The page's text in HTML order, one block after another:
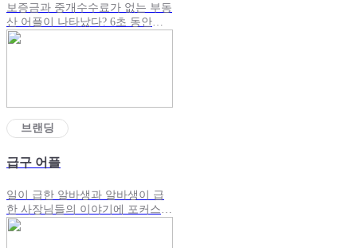
보증금과 중개수수료가 없는 부동
산 어플이 나타났다? 6초 동안의
짧은 시간동안 무방의 매력을 보
브랜딩
급구 어플
일이 급한 알바생과 알바생이 급
한 사장님들의 이야기에 포커스를
둬 기획한 브랜딩광고